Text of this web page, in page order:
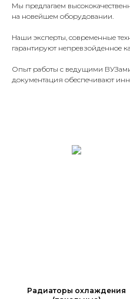
Мы предлагаем
на новейшем оборудовании.
Наши эксперты, современные
гарантируют непревзойденное
Опыт работы с ведущими
документация обеспечивают
Радиаторы охлаждения